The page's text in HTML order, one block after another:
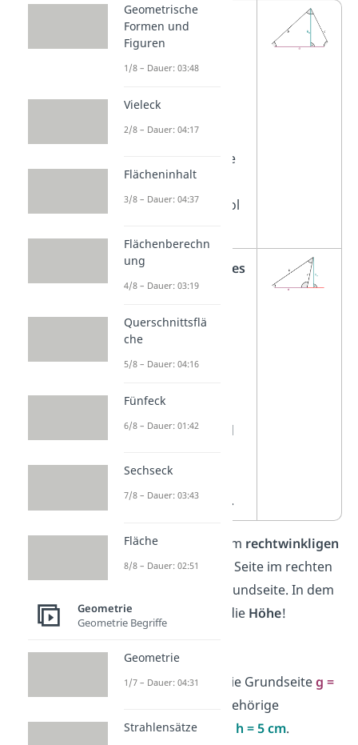
Spitzwinkliges
Dreieck:
Höhe
Grundseite
selbst.
Du erkennst sie
an dem kleinen
Rechtecksymbol
Stumpfwinkliges
Dreieck:
Die Höhe fällt
außerhalb der
Grundseite.
Grundseite
gedanklich und
dann die
Senkrechte ein.
Wichtig: Bei einem rechtwinkligen
Dreieckfällt eine Seite im rechten
Winkel auf die Grundseite. In dem
Fall ist das auch die Höhe!
Ein Dreieck hat die Grundseiteg =
und die zugehörige
senkrechte Höhe
h = 5cm.
Geometrische
Formen und
Figuren
1/8 – Dauer: 03:48
Vieleck
2/8 – Dauer: 04:17
Flächeninhalt
3/8 – Dauer: 04:37
Flächenberechn
ung
4/8 – Dauer: 03:19
Querschnittsflä
che
5/8 – Dauer: 04:16
Fünfeck
6/8 – Dauer: 01:42
Sechseck
7/8 – Dauer: 03:43
Fläche
8/8 – Dauer: 02:51
Geometrie
Geometrie Begriffe
Geometrie
1/7 – Dauer: 04:31
Strahlensätze